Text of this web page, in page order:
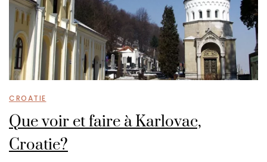
CROATIE
Que voir et faire à Karlovac,
Croatie?